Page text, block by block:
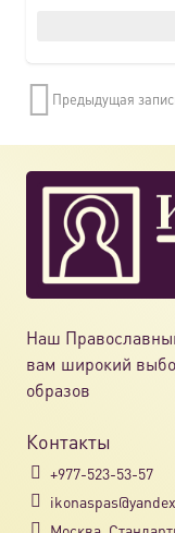
Предыдущая
Наш
вам широкий
образов
Контакты
+977-523-53-57